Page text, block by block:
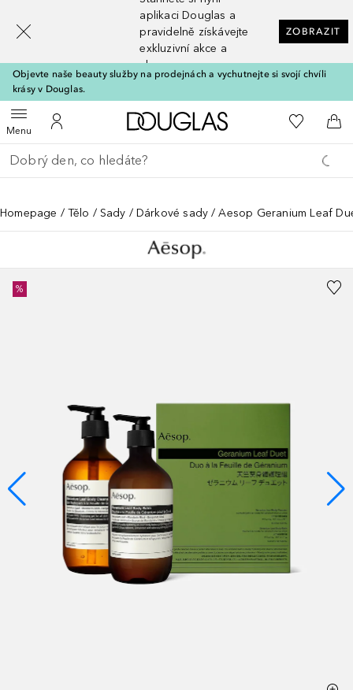
aplikaci Douglas a
pravidelně získávejte
exkluzivní akce a
slevy
ZOBRAZIT
Objevte naše beauty služby na prodejnách a vychutnejte si svojí chvíli
krásy v Douglas.
MenuOtevřít menuK mému účtu
Domů K mému
Do
Vraťte se
Proveďte vyhledávání
Homepage Tělo Sady Dárkové sady Aesop Geranium Leaf
%
[navigation.slideout.screenreader]